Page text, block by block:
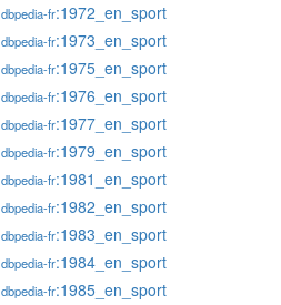
dbpedia-fr:1972_en_sport
dbpedia-fr:1973_en_sport
dbpedia-fr:1975_en_sport
dbpedia-fr:1976_en_sport
dbpedia-fr:1977_en_sport
dbpedia-fr:1979_en_sport
dbpedia-fr:1981_en_sport
dbpedia-fr:1982_en_sport
dbpedia-fr:1983_en_sport
dbpedia-fr:1984_en_sport
dbpedia-fr:1985_en_sport